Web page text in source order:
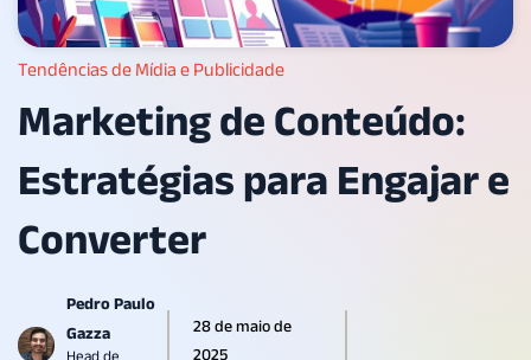
Tendências de Mídia e Publicidade
Marketing de Conteúdo:
Estratégias para Engajar e
Converter
Pedro Paulo
Gazza
Head de
28 de maio de
2025